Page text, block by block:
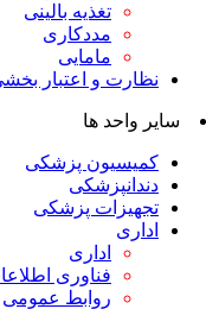
تغذیه بالینی
مددکاری
مامایی
نظارت و اعتبار
سایر واحد ها
کمیسیون پزشکی
دندانپزشکی
تجهیزات پزشکی
اداری
اداری
فناوری
روابط عمومی